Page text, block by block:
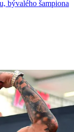
bývalého šampiona